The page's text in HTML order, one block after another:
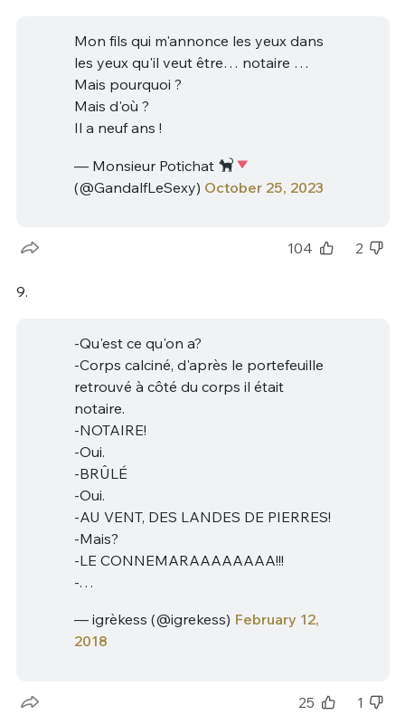
Mon fils qui m'annonce les yeux dans
les yeux qu'il veut être… notaire …
Mais pourquoi ?
Mais d'où ?
Il a neuf ans !
— Monsieur Potichat
(@GandalfLeSexy) October 25, 2023
104 2
9.
-Qu'est ce qu'on a?
-Corps calciné, d'après le portefeuille
retrouvé à côté du corps il était
notaire.
-NOTAIRE!
-Oui.
-BRÛLÉ
-Oui.
-AU VENT, DES LANDES DE PIERRES!
-Mais?
-LE CONNEMARAAAAAAAA!!!
-…
— igrèkess (@igrekess) February 12,
2018
25 1